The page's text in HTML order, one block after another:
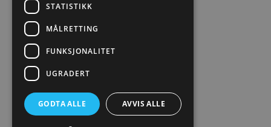
Tilgjengelighetserklæring
Personvern
Kontakt oss
Nettstedskart
STATISTIKK
MÅLRETTING
FUNKSJONALITET
UGRADERT
GODTA ALLE AVVIS ALLE